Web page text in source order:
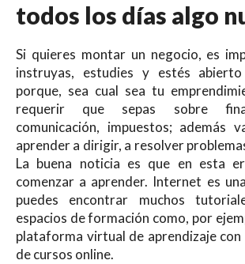
todos los días algo
Si quieres montar un negocio, es
instruyas, estudies y estés
porque, sea cual sea tu
requerir que sepas sobre
comunicación, impuestos; además
aprender a dirigir, a resolver
La buena noticia es que en esta
comenzar a aprender. Internet es
puedes encontrar muchos
espacios de formación como, por
plataforma virtual de aprendizaje
de cursos online.